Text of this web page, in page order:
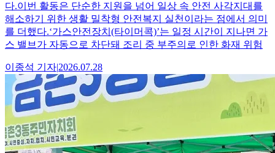
다.이번 활동은 단순한 지원을 넘어 일상 속 안전 사각지대를
해소하기 위한 생활 밀착형 안전복지 실천이라는 점에서 의미
를 더했다.‘가스안전장치(타이머콕)’는 일정 시간이 지나면 가
스 밸브가 자동으로 차단돼 조리 중 부주의로 인한 화재 위험
이종석 기자|2026.07.28